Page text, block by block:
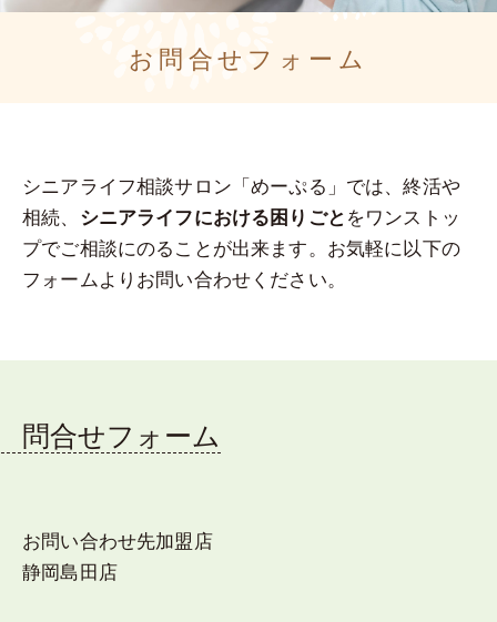
お問合せフォーム
シニアライフ相談サロン「めーぷる」では、終活や
相続、 シニアライフにおける困りごとをワンストッ
プでご相談にのることが出来ます。お気軽に以下の
フォームよりお問い合わせください。
問合せフォーム
お問い合わせ先加盟店
静岡島田店